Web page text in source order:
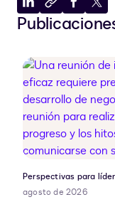
Compartir
en
Copiar
al
en
en
Perspectivas para
agosto de 2026